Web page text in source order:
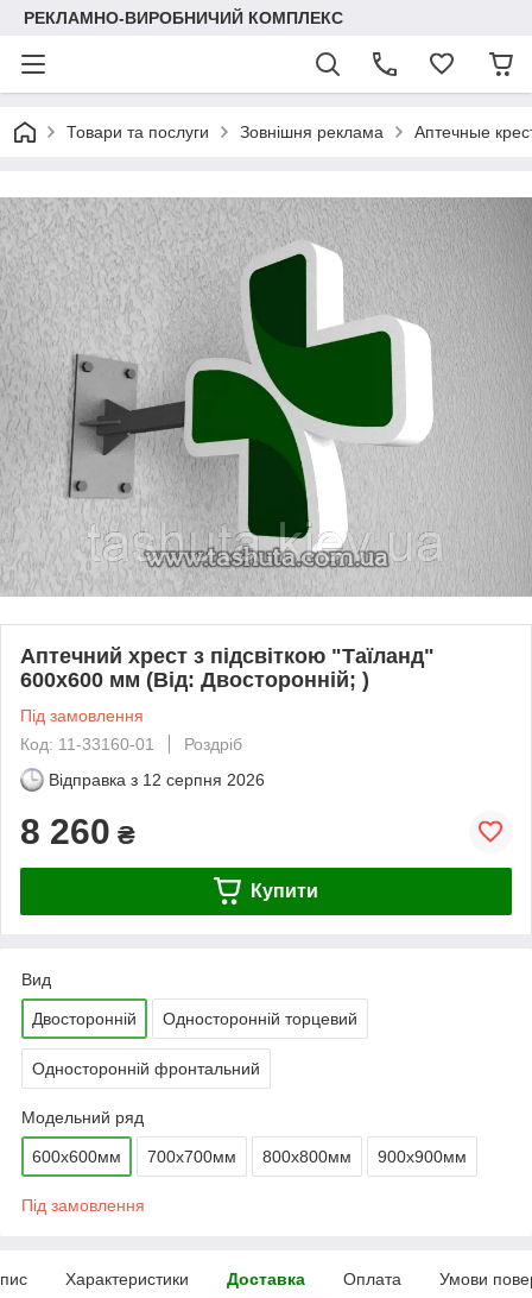
РЕКЛАМНО-ВИРОБНИЧИЙ КОМПЛЕКС
Товари та послуги Зовнішня реклама Аптечные
Аптечний хрест з підсвіткою "Таїланд"
600х600 мм (Від: Двосторонній; )
Під замовлення
Код: 11-33160-01
Роздріб
Відправка з 12 серпня 2026
8 260 ₴
Купити
Вид
Двосторонній Односторонній торцевий
Односторонній фронтальний
Модельний ряд
600х600мм 700х700мм 800х800мм 900х900мм
Під замовлення
Характеристики Доставка Оплата Умови